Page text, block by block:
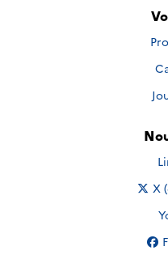
X